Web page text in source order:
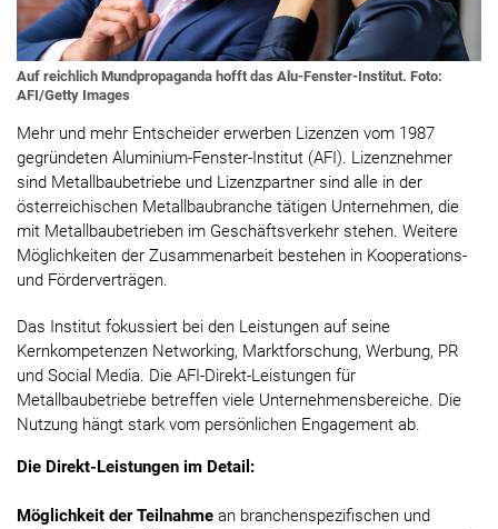
Auf reichlich Mundpropaganda hofft das Alu-Fenster-Institut. Foto:
AFI/Getty Images
Mehr und mehr Entscheider erwerben Lizenzen vom 1987
gegründeten Aluminium-Fenster-Institut (AFI). Lizenznehmer
sind Metallbaubetriebe und Lizenzpartner sind alle in der
österreichischen Metallbaubranche tätigen Unternehmen, die
mit Metallbaubetrieben im Geschäftsverkehr stehen. Weitere
Möglichkeiten der Zusammenarbeit bestehen in Kooperations-
und Förderverträgen.
Das Institut fokussiert bei den Leistungen auf seine
Kernkompetenzen Networking, Marktforschung, Werbung, PR
und Social Media. Die AFI-Direkt-Leistungen für
Metallbaubetriebe betreffen viele Unternehmensbereiche. Die
Nutzung hängt stark vom persönlichen Engagement ab.
Die Direkt-Leistungen im Detail:
Möglichkeit der Teilnahme an branchenspezifischen und